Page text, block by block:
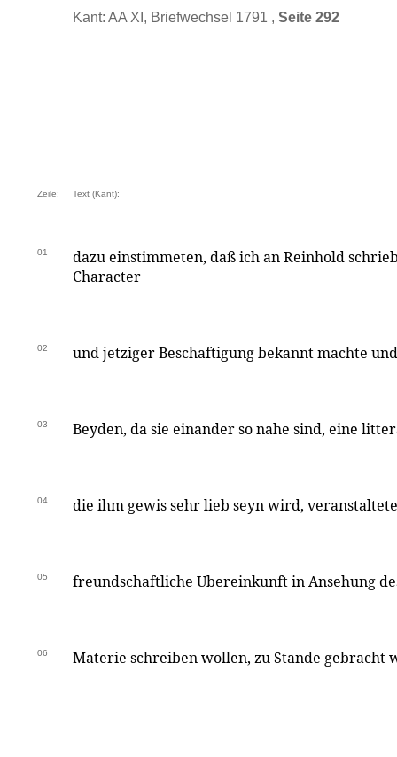
Kant: AA XI, Briefwechsel 1791 , Seite 292
Zeile: Text (Kant):
01
dazu einstimmeten, daß ich an Reinhold
Character
02 und jetziger Beschaftigung bekannt machte
03 Beyden, da sie einander so nahe sind, eine
04 die ihm gewis sehr lieb seyn wird,
05 freundschaftliche Ubereinkunft in Ansehung
06 Materie schreiben wollen, zu Stande gebracht